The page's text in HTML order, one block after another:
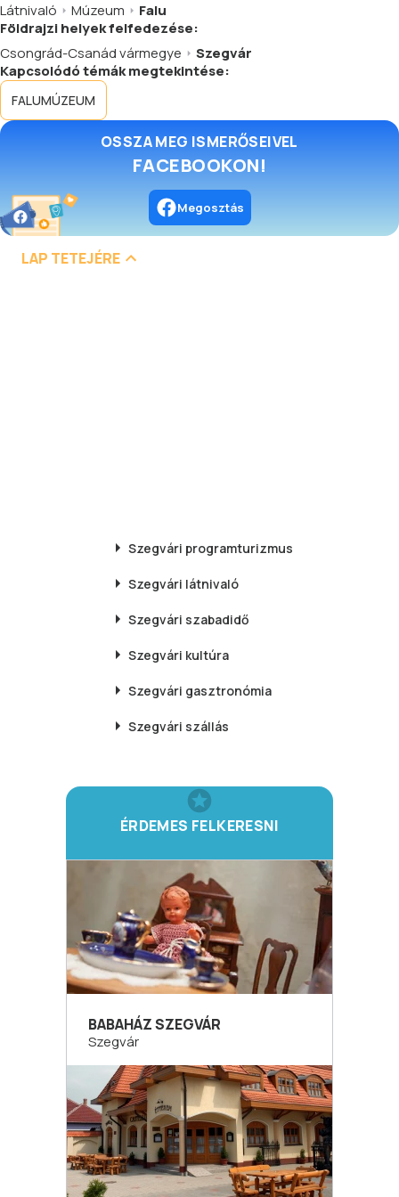
Látnivaló
Múzeum
Falu
Földrajzi helyek felfedezése:
Csongrád-Csanád vármegye
Szegvár
Kapcsolódó témák megtekintése:
FALUMÚZEUM
OSSZA MEG ISMERŐSEIVEL
FACEBOOKON!
Megosztás
LAP TETEJÉRE
Szegvári programturizmus
Szegvári látnivaló
Szegvári szabadidő
Szegvári kultúra
Szegvári gasztronómia
Szegvári szállás
ÉRDEMES FELKERESNI
BABAHÁZ SZEGVÁR
Szegvár